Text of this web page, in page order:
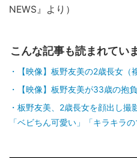
NEWS』より）
こんな記事も読まれてい
【映像】板野友美の2歳長女（
【映像】板野友美が33歳の抱
板野友美、2歳長女を顔出し撮
「ベビちん可愛い」「キラキラの